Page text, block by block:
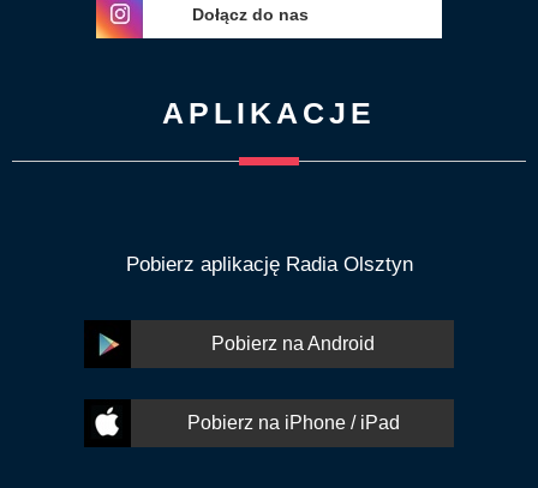
Dołącz do nas
APLIKACJE
Pobierz aplikację Radia Olsztyn
Pobierz na Android
Pobierz na iPhone / iPad